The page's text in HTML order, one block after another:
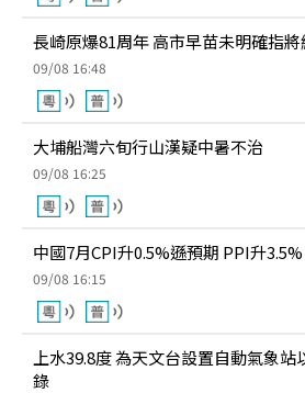
長崎原爆81周年 高市早苗未明確指
09/08 16:48
大埔船灣六旬行山漢疑中暑不治
09/08 16:25
中國7月CPI升0.5%遜預期 PPI升3.5%
09/08 16:15
上水39.8度 為天文台設置自動氣象
錄